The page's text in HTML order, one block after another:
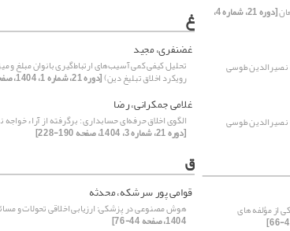
[دوره 21، شماره 4،
نصیرالدین طوسی
نصیرالدین طوسی
غ
غضنفری، مجید
تحلیل کیفی کمی آسیب‌های ارتباط‌گیری بانوان مبلغ و
رویکرد اخلاق تبلیغ دین)[دوره 21، شماره 1، 1404، صفحه 168-211]
غلامی جمکرانی، رضا
الگوی اخلاق حرفه‌ای حسابداری : برگرفته از آراء
[دوره 21، شماره 3، 1404، صفحه 190-228]
ق
قوامی پور سرشکه، محدثه
هوش مصنوعی در پزشکی: ارزیابی اخلاقی تحولات و
1404، صفحه 44-76]
از مؤلفه های